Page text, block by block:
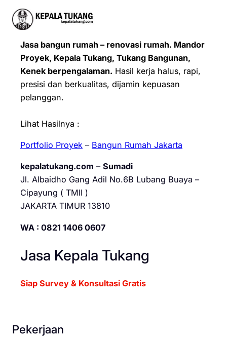
Jasa bangun rumah – renovasi rumah. Mandor
Proyek, Kepala Tukang, Tukang Bangunan,
Kenek berpengalaman. Hasil kerja halus, rapi,
presisi dan berkualitas, dijamin kepuasan
pelanggan.
Lihat Hasilnya :
Portfolio Proyek – Bangun Rumah Jakarta
kepalatukang.com – Sumadi
Jl. Albaidho Gang Adil No.6B Lubang Buaya –
Cipayung ( TMII )
JAKARTA TIMUR 13810
WA : 0821 1406 0607
Jasa Kepala Tukang
Siap Survey & Konsultasi Gratis
Pekerjaan